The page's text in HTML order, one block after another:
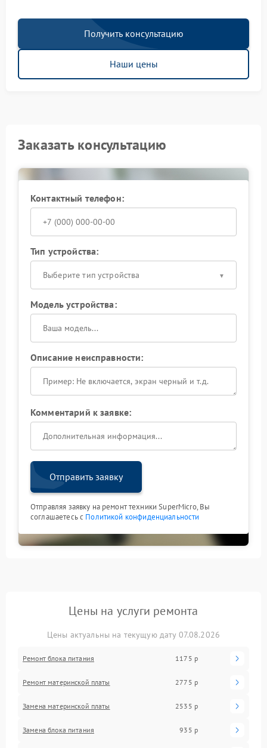
Получить консультацию
Наши цены
Заказать консультацию
Контактный телефон:
Тип устройства:
Выберите тип устройства
Модель устройства:
Описание неисправности:
Комментарий к заявке:
Отправить заявку
Отправляя заявку на ремонт техники SuperMicro, Вы
соглашаетесь с Политикой конфиденциальности
Цены на услуги ремонта
Цены актуальны на текущую дату 07.08.2026
Ремонт блока питания 1175 р
Ремонт материнской платы 2775 р
Замена материнской платы 2535 р
Замена блока питания 935 р